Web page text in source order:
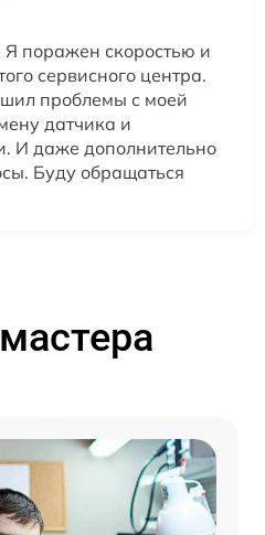
поражен скоростью и
сервисного центра.
проблемы с моей
датчика и
И даже дополнительно
Буду обращаться